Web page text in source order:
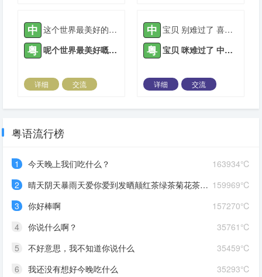
中 这个世界最美好的实事物
粤 呢个世界最美好嘅实事物
详细
交流
中 宝贝 别难过了 喜欢你的人会喜欢你很久的
粤 宝贝 咪难过了 中意你嘅人会中意你很耐嘅
详细
交流
粤语流行榜
163934℃
1
今天晚上我们吃什么？
159969℃
2
晴天阴天暴雨天爱你爱到发晒颠红茶绿茶菊花茶爱你爱到蒙查查
157270℃
3
你好棒啊
35761℃
4
你说什么啊？
35459℃
5
不好意思，我不知道你说什么
35293℃
6
我还没有想好今晚吃什么